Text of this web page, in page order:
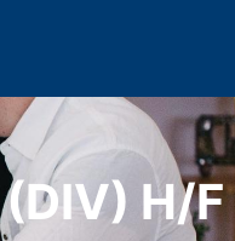
H/F